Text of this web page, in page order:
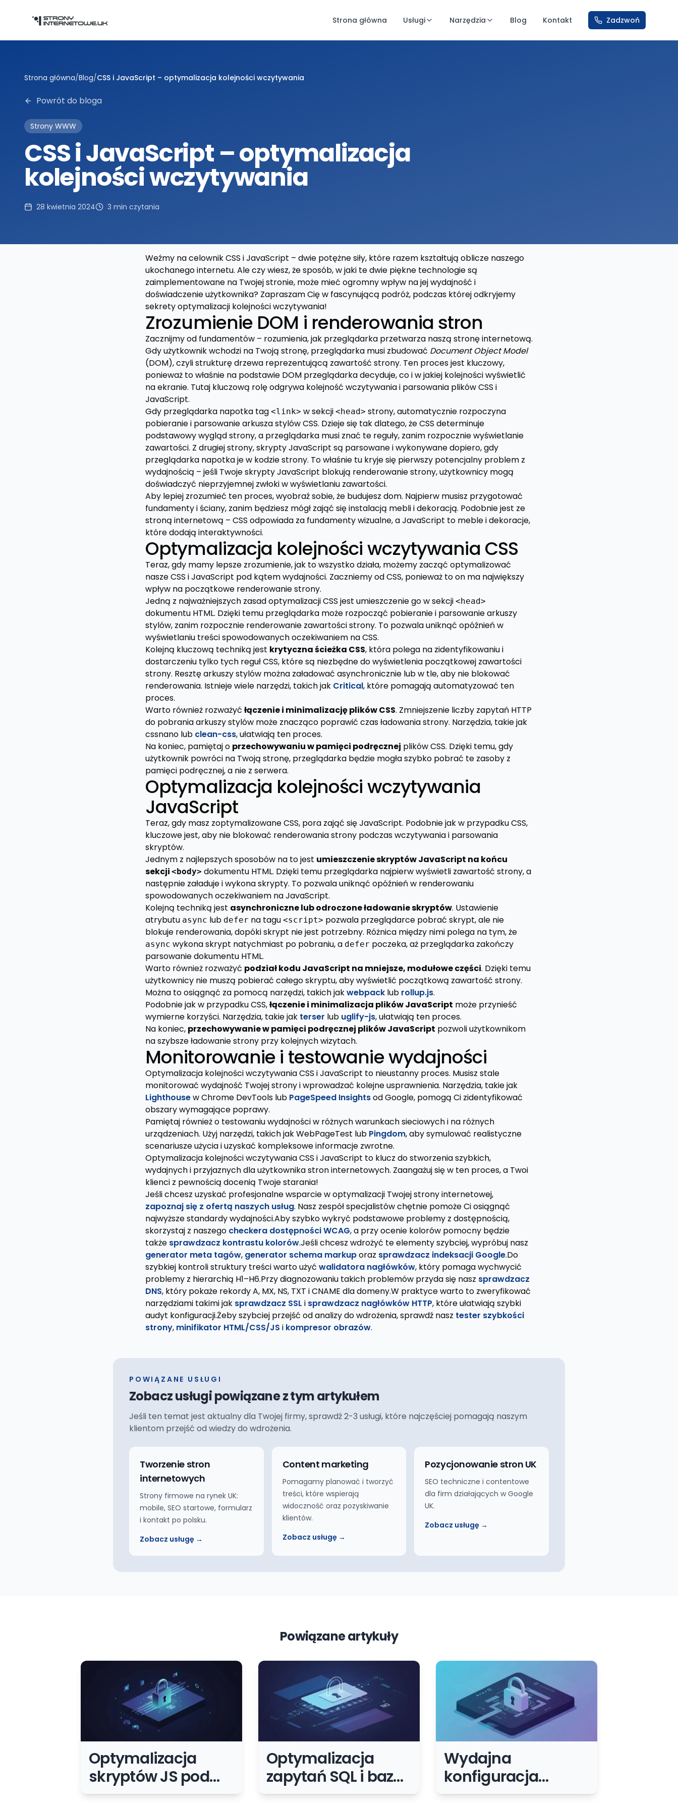
Strona główna Usługi Narzędzia Blog Kontakt Zadzwoń
Strona główna/Blog/CSS i JavaScript – optymalizacja kolejności wczytywania
Powrót do bloga
Strony WWW
CSS i JavaScript – optymalizacja
kolejności wczytywania
28 kwietnia 2024 3 min czytania
Weźmy na celownik CSS i JavaScript – dwie potężne siły, które razem kształtują oblicze naszego
ukochanego internetu. Ale czy wiesz, że sposób, w jaki te dwie piękne technologie są
zaimplementowane na Twojej stronie, może mieć ogromny wpływ na jej wydajność i
doświadczenie użytkownika? Zapraszam Cię w fascynującą podróż, podczas której odkryjemy
sekrety optymalizacji kolejności wczytywania!
Zrozumienie DOM i renderowania stron
Zacznijmy od fundamentów – rozumienia, jak przeglądarka przetwarza naszą stronę internetową.
Gdy użytkownik wchodzi na Twoją stronę, przeglądarka musi zbudować Document Object Model
(DOM), czyli strukturę drzewa reprezentującą zawartość strony. Ten proces jest kluczowy,
ponieważ to właśnie na podstawie DOM przeglądarka decyduje, co i w jakiej kolejności wyświetlić
na ekranie. Tutaj kluczową rolę odgrywa kolejność wczytywania i parsowania plików CSS i
JavaScript.
Gdy przeglądarka napotka tag <link> w sekcji <head> strony, automatycznie rozpoczyna
pobieranie i parsowanie arkusza stylów CSS. Dzieje się tak dlatego, że CSS determinuje
podstawowy wygląd strony, a przeglądarka musi znać te reguły, zanim rozpocznie wyświetlanie
zawartości. Z drugiej strony, skrypty JavaScript są parsowane i wykonywane dopiero, gdy
przeglądarka napotka je w kodzie strony. To właśnie tu kryje się pierwszy potencjalny problem z
wydajnością – jeśli Twoje skrypty JavaScript blokują renderowanie strony, użytkownicy mogą
doświadczyć nieprzyjemnej zwłoki w wyświetlaniu zawartości.
Aby lepiej zrozumieć ten proces, wyobraź sobie, że budujesz dom. Najpierw musisz przygotować
fundamenty i ściany, zanim będziesz mógł zająć się instalacją mebli i dekoracją. Podobnie jest ze
stroną internetową – CSS odpowiada za fundamenty wizualne, a JavaScript to meble i dekoracje,
które dodają interaktywności.
Optymalizacja kolejności wczytywania CSS
Teraz, gdy mamy lepsze zrozumienie, jak to wszystko działa, możemy zacząć optymalizować
nasze CSS i JavaScript pod kątem wydajności. Zaczniemy od CSS, ponieważ to on ma największy
wpływ na początkowe renderowanie strony.
Jedną z najważniejszych zasad optymalizacji CSS jest umieszczenie go w sekcji <head>
dokumentu HTML. Dzięki temu przeglądarka może rozpocząć pobieranie i parsowanie arkuszy
stylów, zanim rozpocznie renderowanie zawartości strony. To pozwala uniknąć opóźnień w
wyświetlaniu treści spowodowanych oczekiwaniem na CSS.
Kolejną kluczową techniką jest krytyczna ścieżka CSS, która polega na zidentyfikowaniu i
dostarczeniu tylko tych reguł CSS, które są niezbędne do wyświetlenia początkowej zawartości
strony. Resztę arkuszy stylów można załadować asynchronicznie lub w tle, aby nie blokować
renderowania. Istnieje wiele narzędzi, takich jak Critical, które pomagają automatyzować ten
proces.
Warto również rozważyć łączenie i minimalizację plików CSS. Zmniejszenie liczby zapytań HTTP
do pobrania arkuszy stylów może znacząco poprawić czas ładowania strony. Narzędzia, takie jak
cssnano lub clean-css, ułatwiają ten proces.
Na koniec, pamiętaj o przechowywaniu w pamięci podręcznej plików CSS. Dzięki temu, gdy
użytkownik powróci na Twoją stronę, przeglądarka będzie mogła szybko pobrać te zasoby z
pamięci podręcznej, a nie z serwera.
Optymalizacja kolejności wczytywania
JavaScript
Teraz, gdy masz zoptymalizowane CSS, pora zająć się JavaScript. Podobnie jak w przypadku CSS,
kluczowe jest, aby nie blokować renderowania strony podczas wczytywania i parsowania
skryptów.
Jednym z najlepszych sposobów na to jest umieszczenie skryptów JavaScript na końcu
sekcji <body> dokumentu HTML. Dzięki temu przeglądarka najpierw wyświetli zawartość strony, a
następnie załaduje i wykona skrypty. To pozwala uniknąć opóźnień w renderowaniu
spowodowanych oczekiwaniem na JavaScript.
Kolejną techniką jest asynchroniczne lub odroczone ładowanie skryptów. Ustawienie
atrybutu async lub defer na tagu <script> pozwala przeglądarce pobrać skrypt, ale nie
blokuje renderowania, dopóki skrypt nie jest potrzebny. Różnica między nimi polega na tym, że
async wykona skrypt natychmiast po pobraniu, a defer poczeka, aż przeglądarka zakończy
parsowanie dokumentu HTML.
Warto również rozważyć podział kodu JavaScript na mniejsze, modułowe części. Dzięki temu
użytkownicy nie muszą pobierać całego skryptu, aby wyświetlić początkową zawartość strony.
Można to osiągnąć za pomocą narzędzi, takich jakwebpack lub rollup.js.
Podobnie jak w przypadku CSS,łączenie i minimalizacja plików JavaScript może przynieść
wymierne korzyści. Narzędzia, takie jak terser lub uglify-js, ułatwiają ten proces.
Na koniec, przechowywanie w pamięci podręcznej plików JavaScript pozwoli użytkownikom
na szybsze ładowanie strony przy kolejnych wizytach.
Monitorowanie i testowanie wydajności
Optymalizacja kolejności wczytywania CSS i JavaScript to nieustanny proces. Musisz stale
monitorować wydajność Twojej strony i wprowadzać kolejne usprawnienia. Narzędzia, takie jak
Lighthousew Chrome DevTools lub PageSpeed Insightsod Google, pomogą Ci zidentyfikować
obszary wymagające poprawy.
Pamiętaj również o testowaniu wydajności w różnych warunkach sieciowych i na różnych
urządzeniach. Użyj narzędzi, takich jak WebPageTest lub Pingdom, aby symulować realistyczne
scenariusze użycia i uzyskać kompleksowe informacje zwrotne.
Optymalizacja kolejności wczytywania CSS i JavaScript to klucz do stworzenia szybkich,
wydajnych i przyjaznych dla użytkownika stron internetowych. Zaangażuj się w ten proces, a Twoi
klienci z pewnością docenią Twoje starania!
Jeśli chcesz uzyskać profesjonalne wsparcie w optymalizacji Twojej strony internetowej,
zapoznaj się z ofertą naszych usług. Nasz zespół specjalistów chętnie pomoże Ci osiągnąć
najwyższe standardy wydajności.Aby szybko wykryć podstawowe problemy z dostępnością,
skorzystaj z naszego checkera dostępności WCAG, a przy ocenie kolorów pomocny będzie
także sprawdzacz kontrastu kolorów.Jeśli chcesz wdrożyć te elementy szybciej, wypróbuj nasz
generator meta tagów, generator schema markuporaz sprawdzacz indeksacji Google.Do
szybkiej kontroli struktury treści warto użyć walidatora nagłówków, który pomaga wychwycić
problemy z hierarchią H1–H6.Przy diagnozowaniu takich problemów przyda się nasz sprawdzacz
DNS, który pokaże rekordy A, MX, NS, TXT i CNAME dla domeny.W praktyce warto to zweryfikować
narzędziami takimi jak sprawdzacz SSL i sprawdzacz nagłówków HTTP, które ułatwiają szybki
audyt konfiguracji.Żeby szybciej przejść od analizy do wdrożenia, sprawdź nasz tester szybkości
strony, minifikator HTML/CSS/JS i kompresor obrazów.
POWIĄZANE USŁUGI
Zobacz usługi powiązane z tym artykułem
Jeśli ten temat jest aktualny dla Twojej firmy, sprawdź 2-3 usługi, które najczęściej pomagają naszym
klientom przejść od wiedzy do wdrożenia.
Tworzenie stron
internetowych
Strony firmowe na rynek UK:
mobile, SEO startowe, formularz
i kontakt po polsku.
Zobacz usługę →
Content marketing
Pomagamy planować i tworzyć
treści, które wspierają
widoczność oraz pozyskiwanie
klientów.
Zobacz usługę →
Pozycjonowanie stron UK
SEO techniczne i contentowe
dla firm działających w Google
UK.
Zobacz usługę →
Powiązane artykuły
Optymalizacja
skryptów JS pod
kątem wydajności
Optymalizacja
zapytań SQL i bazy
danych – kluczowy
Wydajna
konfiguracja
Apache i Nginx –